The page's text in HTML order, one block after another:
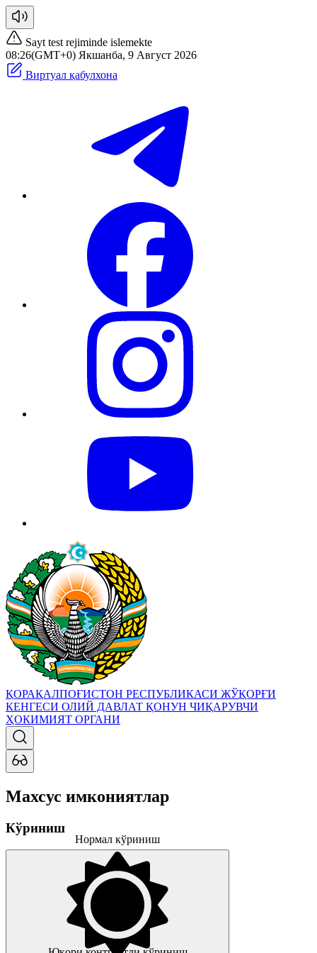
Sayt test rejiminde islemekte
08:26(GMT+0) Якшанба, 9 Август 2026
Виртуал қабулхона
ҚОРАҚАЛПОҒИСТОН РЕСПУБЛИКАСИ ЖЎҚОРҒИ
КЕНГЕСИ ОЛИЙ ДАВЛАТ ҚОНУН ЧИҚАРУВЧИ
ҲОКИМИЯТ ОРГАНИ
Махсус имкониятлар
Кўриниш
Нормал кўриниш